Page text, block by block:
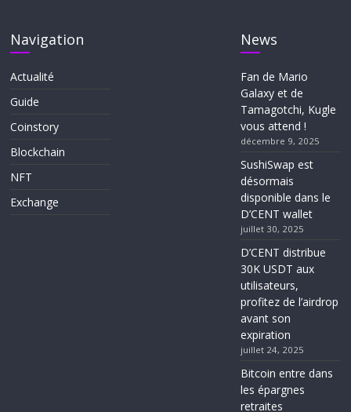
Navigation
Actualité
Guide
Coinstory
Blockchain
NFT
Exchange
News
Fan de Mario
Galaxy et de
Tamagotchi, Kugle
vous attend !
décembre 9, 2025
SushiSwap est
désormais
disponible dans le
D’CENT wallet
juillet 30, 2025
D’CENT distribue
30K USDT aux
utilisateurs,
profitez de l’airdrop
avant son
expiration
juillet 24, 2025
Bitcoin entre dans
les épargnes
retraites